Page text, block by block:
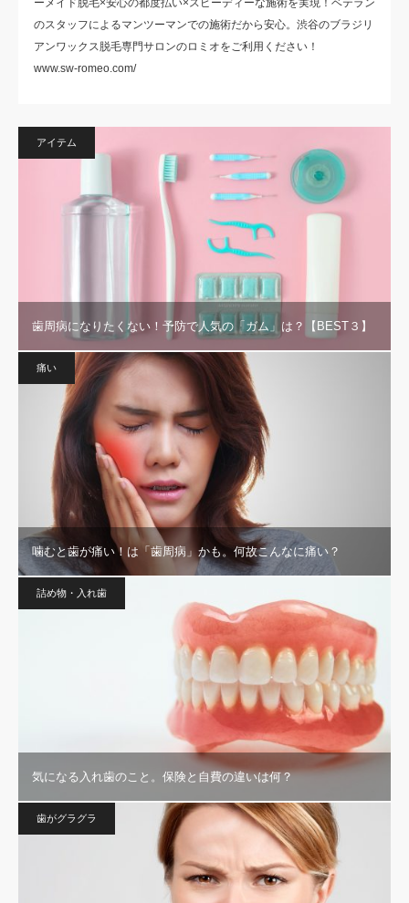
ーメイド脱毛×安心の都度払い×スピーディーな施術を実現！ベテラン
のスタッフによるマンツーマンでの施術だから安心。渋谷のブラジリ
アンワックス脱毛専門サロンのロミオをご利用ください！
www.sw-romeo.com/
アイテム
歯周病になりたくない！予防で人気の「ガム」は？【BEST３】
痛い
噛むと歯が痛い！は「歯周病」かも。何故こんなに痛い？
詰め物・入れ歯
気になる入れ歯のこと。保険と自費の違いは何？
歯がグラグラ